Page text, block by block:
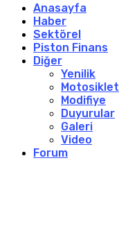
Anasayfa
Haber
Sektörel
Piston Finans
Diğer
Yenilik
Motosiklet
Modifiye
Duyurular
Galeri
Video
Forum